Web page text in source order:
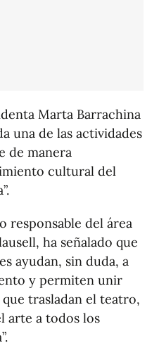
Marta Barrachina
una de las actividades
de manera
cultural del
responsable del área
ha señalado que
ayudan, sin duda, a
y permiten unir
trasladan el teatro,
arte a todos los